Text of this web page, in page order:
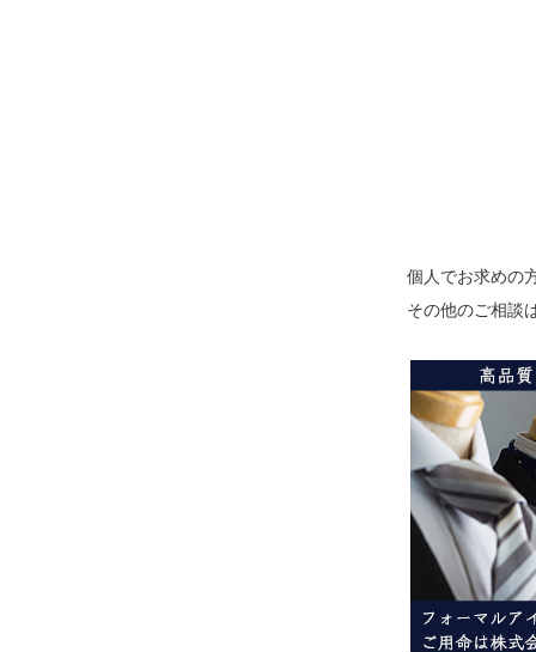
個人でお求めの
その他のご相談